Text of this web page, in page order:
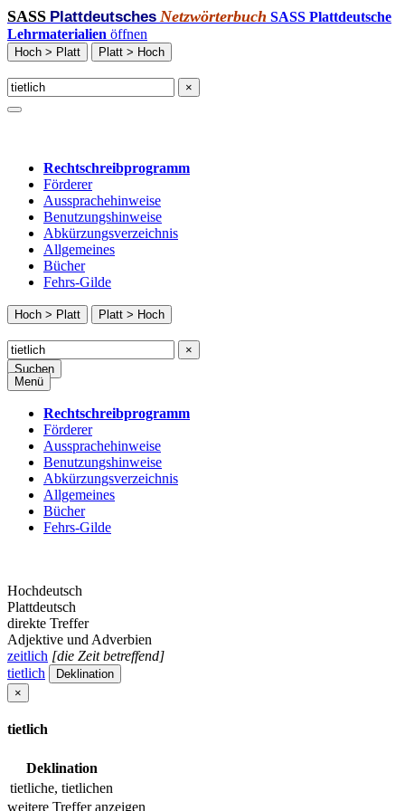
SASS Plattdeutsches Netzwörterbuch SASS Plattdeutsche
Lehrmaterialien öffnen
Hoch > Platt Platt > Hoch
×
Rechtschreibprogramm
Förderer
Aussprachehinweise
Benutzungshinweise
Abkürzungsverzeichnis
Allgemeines
Bücher
Fehrs-Gilde
Hoch > Platt Platt > Hoch
×
Suchen
Menü
Rechtschreibprogramm
Förderer
Aussprachehinweise
Benutzungshinweise
Abkürzungsverzeichnis
Allgemeines
Bücher
Fehrs-Gilde
Hochdeutsch
Plattdeutsch
direkte Treffer
Adjektive und Adverbien
zeitlich [die Zeit betreffend]
tietlich
Deklination
×
tietlich
Deklination
tietliche, tietlichen
weitere Treffer anzeigen